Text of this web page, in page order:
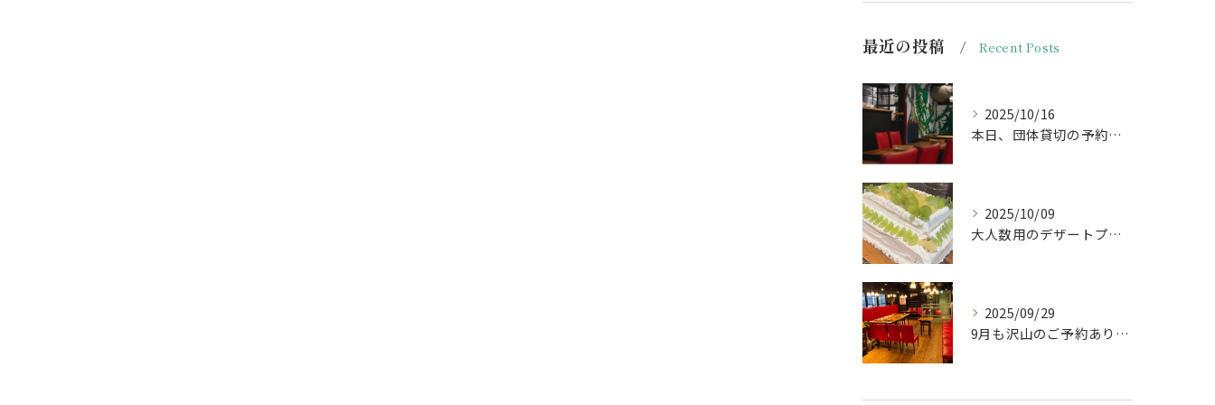
最近の投稿 Recent Posts
2025/10/16
本日、団体貸切の予約がキャンセルになりお席がほぼ空いておりま...
2025/10/09
大人数用のデザートプレート🍰🎂
2025/09/29
9月も沢山のご予約ありがとうございました。